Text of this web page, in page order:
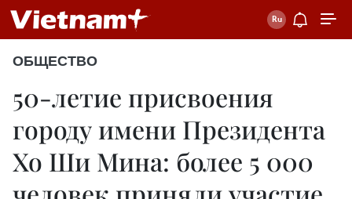
ОБЩЕСТВО
50-летие присвоения
городу имени Президента
Хо Ши Мина: более 5 000